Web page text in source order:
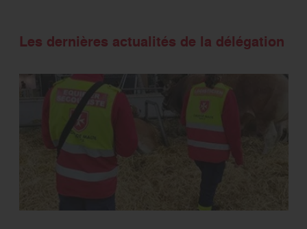
Les dernières actualités de la délégation